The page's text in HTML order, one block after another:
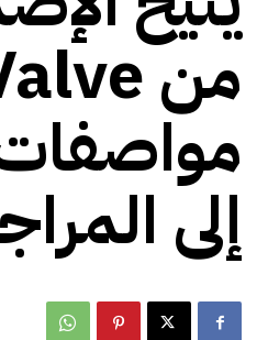
مواصفات
إلى